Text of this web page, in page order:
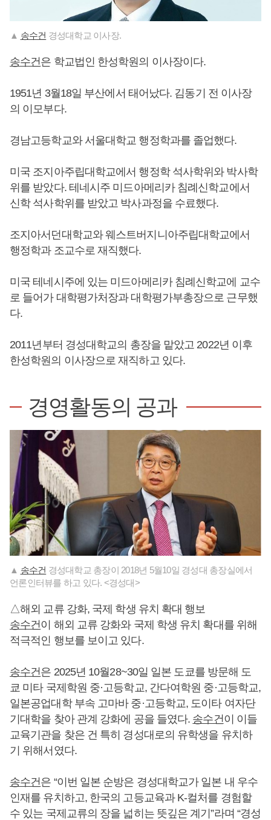
▲ 송수건 경성대학교 이사장.
송수건은 학교법인 한성학원의 이사장이다.
1951년 3월18일 부산에서 태어났다. 김동기 전 이사장
의 이모부다.
경남고등학교와 서울대학교 행정학과를 졸업했다.
미국 조지아주립대학교에서 행정학 석사학위와 박사학
위를 받았다. 테네시주 미드아메리카 침례신학교에서
신학 석사학위를 받았고 박사과정을 수료했다.
조지아서던대학교와 웨스트버지니아주립대학교에서
행정학과 조교수로 재직했다.
미국 테네시주에 있는 미드아메리카 침례신학교에 교수
로 들어가 대학평가처장과 대학평가부총장으로 근무했
다.
2011년부터 경성대학교의 총장을 맡았고 2022년 이후
한성학원의 이사장으로 재직하고 있다.
경영활동의 공과
▲ 송수건 경성대학교 총장이 2018년 5월10일 경성대 총장실에서
언론인터뷰를 하고 있다. <경성대>
△해외 교류 강화, 국제 학생 유치 확대 행보
송수건이 해외 교류 강화와 국제 학생 유치 확대를 위해
적극적인 행보를 보이고 있다.
송수건은 2025년 10월28~30일 일본 도쿄를 방문해 도
쿄 미타 국제학원 중·고등학교, 간다여학원 중·고등학교,
일본공업대학 부속 고마바 중·고등학교, 도이타 여자단
기대학을 찾아 관계 강화에 공을 들였다. 송수건이 이들
교육기관을 찾은 건 특히 경성대로의 유학생을 유치하
기 위해서였다.
송수건은 “이번 일본 순방은 경성대학교가 일본 내 우수
인재를 유치하고, 한국의 고등교육과 K-컬처를 경험할
수 있는 국제교류의 장을 넓히는 뜻깊은 계기”라며 “경성